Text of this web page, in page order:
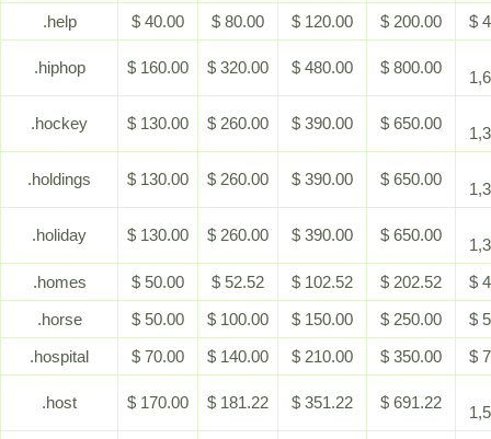
.help
$ 40.00 $ 80.00 $ 120.00 $ 200.00 $
.hiphop $ 160.00 $ 320.00 $ 480.00 $ 800.00
.hockey $ 130.00 $ 260.00 $ 390.00 $ 650.00
.holdings $ 130.00 $ 260.00 $ 390.00 $ 650.00
.holiday $ 130.00 $ 260.00 $ 390.00 $ 650.00
.homes
$ 50.00 $ 52.52 $ 102.52 $ 202.52
$
.horse
$ 50.00 $ 100.00 $ 150.00 $ 250.00
$
.hospital
$ 70.00 $ 140.00 $ 210.00 $ 350.00 $
.host $ 170.00 $ 181.22 $ 351.22 $ 691.22